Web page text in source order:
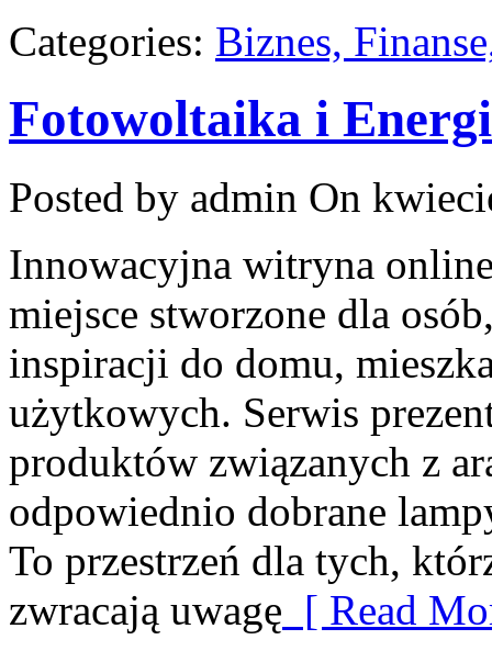
Categories: Biznes,
Fotowoltaika i
Posted by admin On
Innowacyjna witryna
miejsce stworzone dla
inspiracji do domu,
użytkowych. Serwis
produktów związanych z
odpowiednio dobrane
To przestrzeń dla tych,
zwracają uwagę [ Read